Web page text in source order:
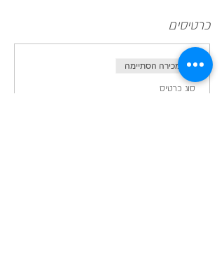
כרטיסים
המכירה הסתיימה
סוג כרטיס